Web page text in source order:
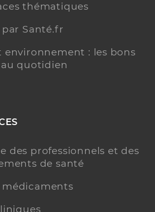
thématiques
par Santé.fr
environnement : les bons
au quotidien
des professionnels et des
de santé
médicaments